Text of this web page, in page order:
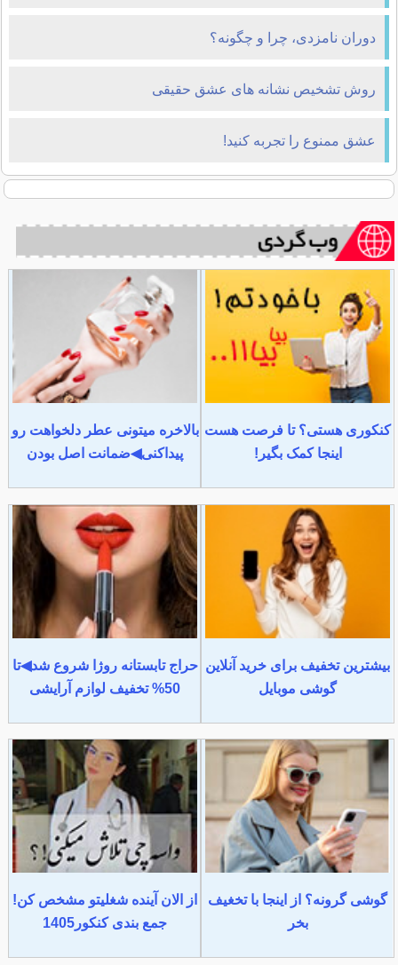
دوران نامزدی، چرا و چگونه؟
روش تشخیص نشانه های عشق حقیقی
عشق ممنوع را تجربه کنید!
کنکوری هستی؟ تا فرصت هست
اینجا کمک بگیر!
بالاخره میتونی عطر دلخواهت رو
پیداکنی◀ضمانت اصل بودن
بیشترین تخفیف برای خرید آنلاین
گوشی موبایل
حراج تابستانه روژا شروع شد◀تا
50% تخفیف لوازم آرایشی
گوشی گرونه؟ از اینجا با تخغیف
بخر
از الان آینده شغلیتو مشخص کن!
جمع بندی کنکور1405